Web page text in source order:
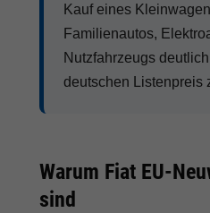
Kauf eines
Familienautos,
Nutzfahrzeugs
deutschen Listenpreis
Warum Fiat EU-
sind